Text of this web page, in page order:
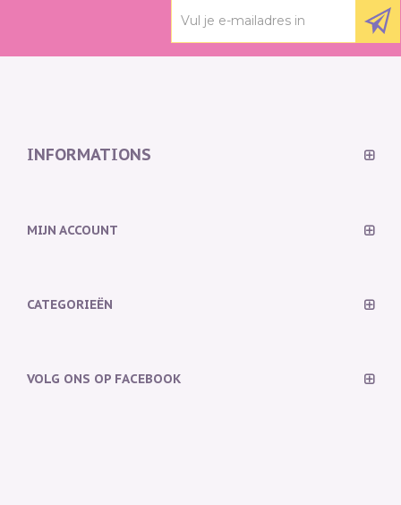
INFORMATIONS
MIJN ACCOUNT
CATEGORIEËN
VOLG ONS OP FACEBOOK